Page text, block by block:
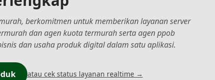
berkomitmen untuk memberikan layanan server
dan agen kuota termurah serta agen ppob
dan usaha produk digital dalam satu aplikasi.
atau cek status layanan realtime →